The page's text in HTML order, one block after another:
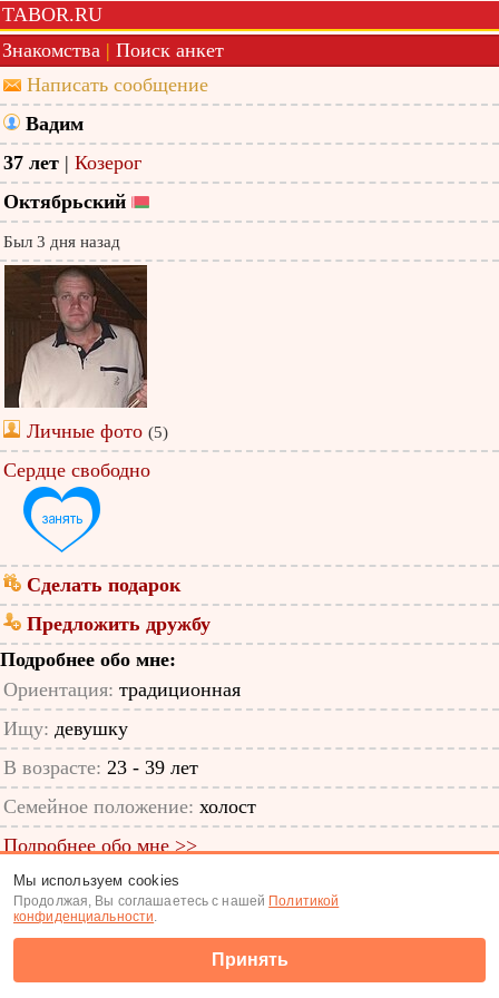
TABOR.RU
Знакомства | Поиск анкет
Написать сообщение
Вадим
37 лет | Козерог
Октябрьский
Был 3 дня назад
Личные фото (5)
Сердце свободно
Сделать подарок
Предложить дружбу
Подробнее обо мне:
Ориентация: традиционная
Ищу: девушку
В возрасте: 23 - 39 лет
Семейное положение: холост
Подробнее обо мне >>
ID анкеты: 58467206
Знакомства|Поиск анкет
Мы используем cookies
Продолжая, Вы соглашаетесь с нашей Политикой
конфиденциальности.
Принять